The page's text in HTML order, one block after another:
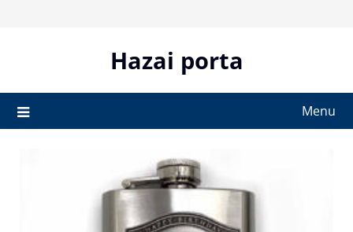
Hazai porta
Menu